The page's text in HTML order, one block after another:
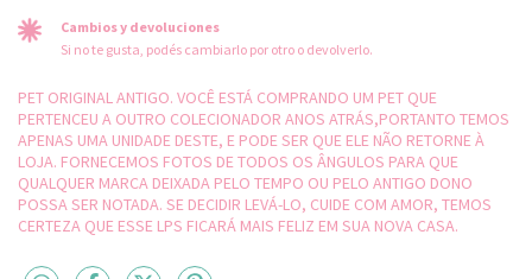
Cambios y devoluciones
Si no te gusta, podés cambiarlo por otro o devolverlo.
PET ORIGINAL ANTIGO. VOCÊ ESTÁ COMPRANDO UM PET QUE
PERTENCEU A OUTRO COLECIONADOR ANOS ATRÁS,PORTANTO TEMOS
APENAS UMA UNIDADE DESTE, E PODE SER QUE ELE NÃO RETORNE À
LOJA. FORNECEMOS FOTOS DE TODOS OS ÂNGULOS PARA QUE
QUALQUER MARCA DEIXADA PELO TEMPO OU PELO ANTIGO DONO
POSSA SER NOTADA. SE DECIDIR LEVÁ-LO, CUIDE COM AMOR, TEMOS
CERTEZA QUE ESSE LPS FICARÁ MAIS FELIZ EM SUA NOVA CASA.